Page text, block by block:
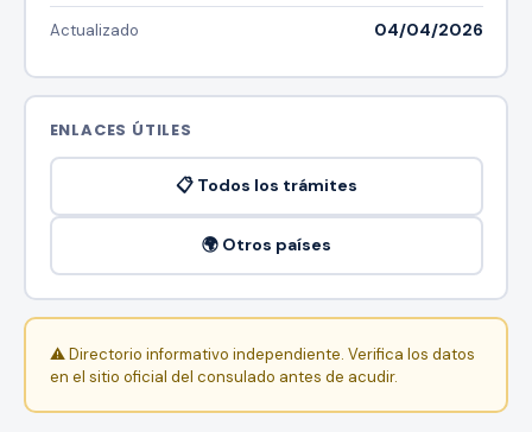
Actualizado 04/04/2026
ENLACES ÚTILES
📋 Todos los trámites
🌍 Otros países
⚠️ Directorio informativo independiente. Verifica los datos
en el sitio oficial del consulado antes de acudir.